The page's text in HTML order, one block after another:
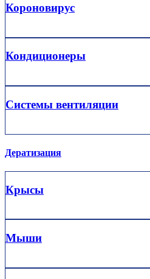
Короновирус
Кондиционеры
Системы вентиляции
Дератизация
Крысы
Мыши